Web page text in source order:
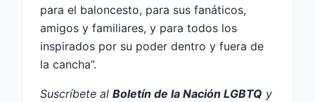
para el baloncesto, para sus fanáticos,
amigos y familiares, y para todos los
inspirados por su poder dentro y fuera de
la cancha”.
Suscríbete al Boletín de la Nación LGBTQ y